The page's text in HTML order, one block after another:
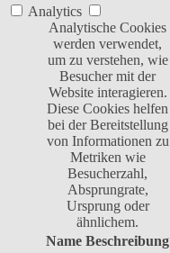
Analytics
Analytische Cookies
werden verwendet,
um zu verstehen, wie
Besucher mit der
Website interagieren.
Diese Cookies helfen
bei der Bereitstellung
von Informationen zu
Metriken wie
Besucherzahl,
Absprungrate,
Ursprung oder
ähnlichem.
Name Beschreibung